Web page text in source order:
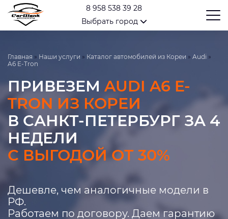
8 958 538 39 28
Выбрать город
Главная » Наши услуги » Каталог автомобилей из Кореи » Audi »
A6 E-Tron
ПРИВЕЗЕМ AUDI A6 E-
TRON ИЗ КОРЕИ
В САНКТ-ПЕТЕРБУРГ ЗА 4
НЕДЕЛИ
С ВЫГОДОЙ ОТ 30%
Дешевле, чем аналогичные модели в
РФ.
Работаем по договору. Даем гарантию